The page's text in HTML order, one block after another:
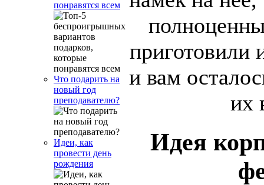
понравятся всем
Что подарить на
новый год
преподавателю?
Идеи, как
провести день
рождения
приготовили
и вам
их
Идея